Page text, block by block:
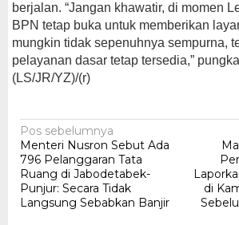
berjalan. “Jangan khawatir, di momen
BPN tetap buka untuk memberikan
mungkin tidak sepenuhnya sempurna,
pelayanan dasar tetap tersedia,”
(LS/JR/YZ)/(r)
Navigasi
pos
Pos sebelumnya
Menteri Nusron Sebut Ada
796 Pelanggaran Tata
Ruang di Jabodetabek-
Punjur: Secara Tidak
Langsung Sebabkan Banjir
di